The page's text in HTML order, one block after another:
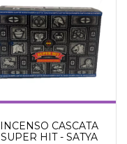
INCENSO CASCATA
SUPER HIT - SATYA